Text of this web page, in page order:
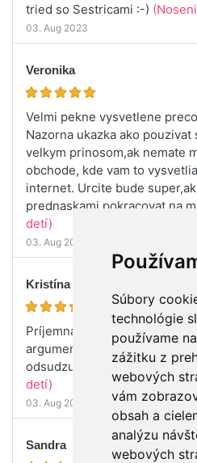
Súbory
technológie
používame
zážitku z
webových
vám
obsah a
analýzu
webových
tried so Sestricami :-)
03. Aug 2023
Veronika
Velmi pekne vysvetlene
Nazorna ukazka ako pouzivat
velkym prinosom,ak nemate
obchode, kde vam to
internet. Urcite bude
prednaskami pokracovat na
detí)
03. Aug 2023
Kristína
Príjemná prednáška, vďaka
argumentov, ktoré môžem
odsudzujú a ani nevedia
detí)
03. Aug 2023
Sandra